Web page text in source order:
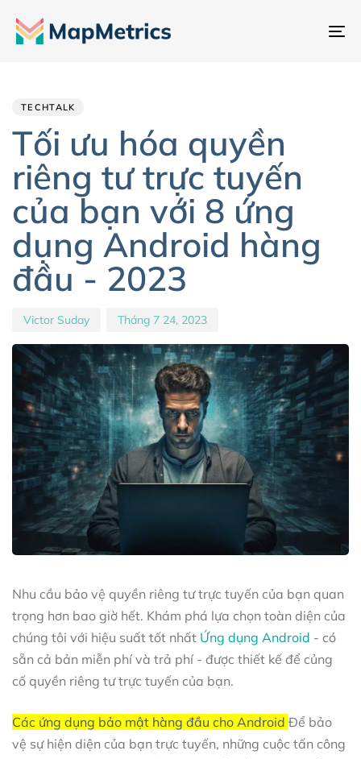
TECHTALK
Tối ưu hóa quyền
riêng tư trực tuyến
của bạn với 8 ứng
dụng Android hàng
đầu - 2023
Victor Suday Tháng 7 24, 2023
Nhu cầu bảo vệ quyền riêng tư trực tuyến của bạn quan
trọng hơn bao giờ hết. Khám phá lựa chọn toàn diện của
chúng tôi với hiệu suất tốt nhất Ứng dụng Android - có
sẵn cả bản miễn phí và trả phí - được thiết kế để củng
cố quyền riêng tư trực tuyến của bạn.
Các ứng dụng bảo mật hàng đầu cho Android Để bảo
vệ sự hiện diện của bạn trực tuyến, những cuộc tấn công